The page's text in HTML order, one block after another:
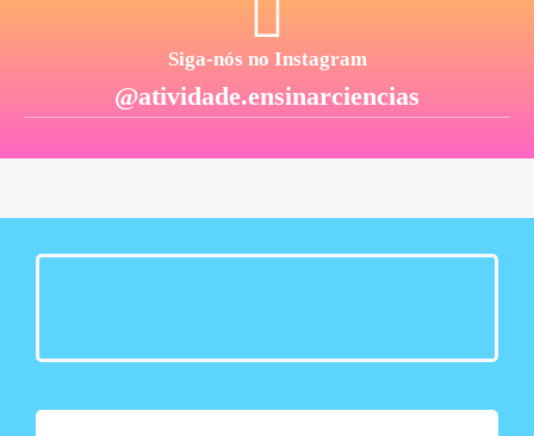
Siga-nós no Instagram
@atividade.ensinarciencias